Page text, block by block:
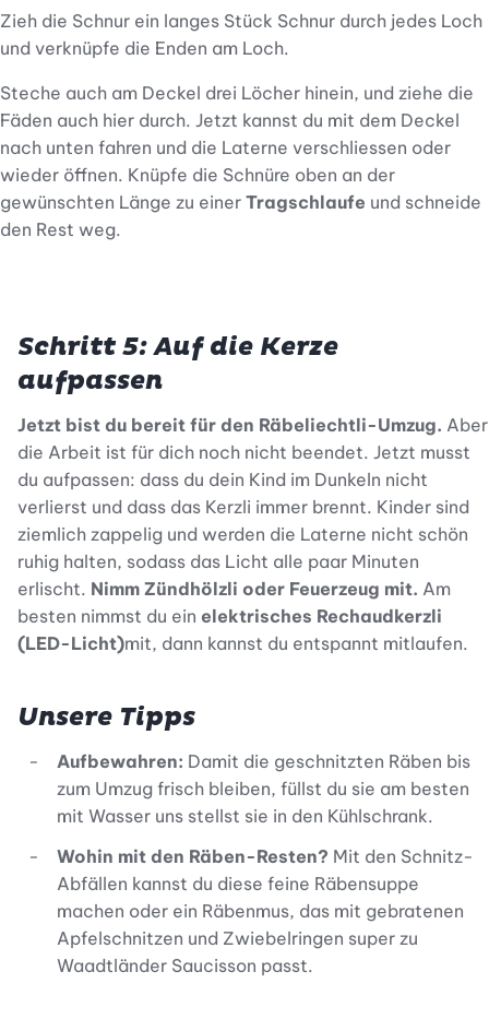
Zieh die Schnur ein langes Stück Schnur durch jedes Loch
und verknüpfe die Enden am Loch.
Steche auch am Deckel drei Löcher hinein, und ziehe die
Fäden auch hier durch. Jetzt kannst du mit dem Deckel
nach unten fahren und die Laterne verschliessen oder
wieder öffnen. Knüpfe die Schnüre oben an der
gewünschten Länge zu einer Tragschlaufe und schneide
den Rest weg.
Schritt 5: Auf die Kerze
aufpassen
Jetzt bist du bereit für den Räbeliechtli-Umzug. Aber
die Arbeit ist für dich noch nicht beendet. Jetzt musst
du aufpassen: dass du dein Kind im Dunkeln nicht
verlierst und dass das Kerzli immer brennt. Kinder sind
ziemlich zappelig und werden die Laterne nicht schön
ruhig halten, sodass das Licht alle paar Minuten
erlischt. Nimm Zündhölzli oder Feuerzeug mit. Am
besten nimmst du ein elektrisches Rechaudkerzli
(LED-Licht)mit, dann kannst du entspannt mitlaufen.
Unsere Tipps
Aufbewahren: Damit die geschnitzten Räben bis
zum Umzug frisch bleiben, füllst du sie am besten
mit Wasser uns stellst sie in den Kühlschrank.
Wohin mit den Räben-Resten? Mit den Schnitz-
Abfällen kannst du diese feine Räbensuppe
machen oder ein Räbenmus, das mit gebratenen
Apfelschnitzen und Zwiebelringen super zu
Waadtländer Saucisson passt.